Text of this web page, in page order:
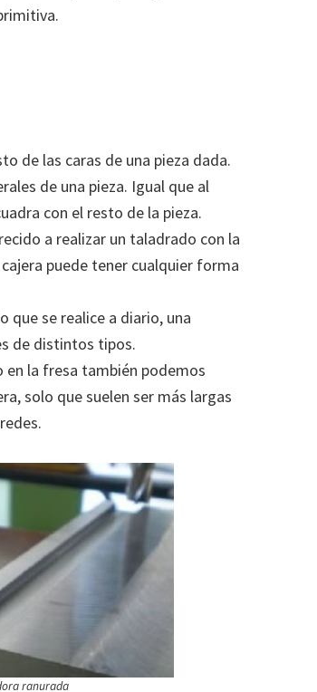
de las caras de una pieza dada.
de una pieza. Igual que al
con el resto de la pieza.
a realizar un taladrado con la
puede tener cualquier forma
que se realice a diario, una
de distintos tipos.
en la fresa también podemos
solo que suelen ser más largas
ranurada